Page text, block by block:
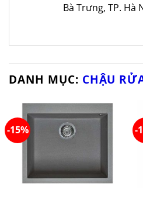
Bà Trưng, TP. Hà
DANH MỤC: CHẬU
-15% -